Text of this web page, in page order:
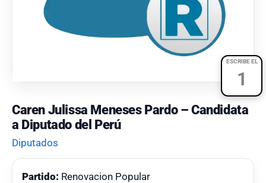
ESCRIBE EL
1
Caren Julissa Meneses Pardo – Candidata
a Diputado del Perú
Diputados
Partido: Renovacion Popular